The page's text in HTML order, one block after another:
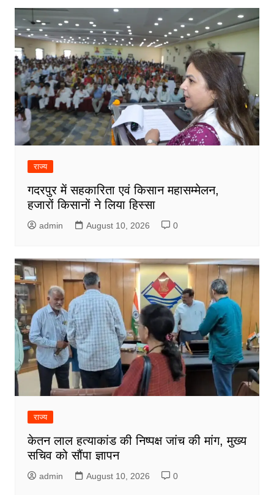
राज्य
गदरपुर में सहकारिता एवं किसान महासम्मेलन,
हजारों किसानों ने लिया हिस्सा
admin August 10, 2026 0
राज्य
केतन लाल हत्याकांड की निष्पक्ष जांच की मांग, मुख्य
सचिव को सौंपा ज्ञापन
admin August 10, 2026 0